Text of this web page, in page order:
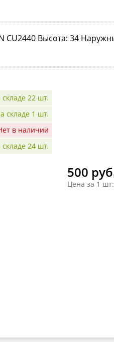
CU2440 Высота: 34
складе 22 шт.
складе 1 шт.
в наличии
складе 24 шт.
500
Цена за 1 шт: